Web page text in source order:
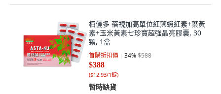
栢儷多 蓓視加高單位紅藻蝦紅素+葉黃
素+玉米黃素七珍寶超強晶亮膠囊, 30
顆, 1盒
首購折扣價 34%$588
$388
($12.93/1錠)
暫時缺貨